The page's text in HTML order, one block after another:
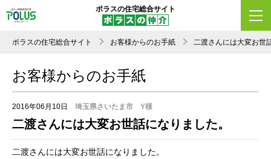
ポラスの住宅総合サイト
ポラスの住宅総合サイト お客様からのお手紙 二渡さんには大変お世
お客様からのお手紙
2016年06月10日 埼玉県さいたま市 Y様
二渡さんには大変お世話になりました。
二渡さんには大変お世話になりました。